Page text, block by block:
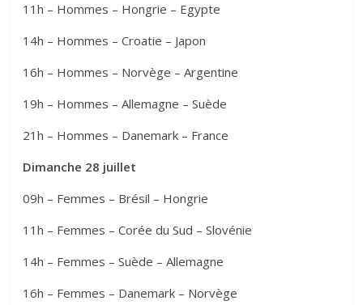
11h – Hommes – Hongrie – Egypte
14h – Hommes – Croatie – Japon
16h – Hommes – Norvège – Argentine
19h – Hommes – Allemagne – Suède
21h – Hommes – Danemark – France
Dimanche 28 juillet
09h – Femmes – Brésil – Hongrie
11h – Femmes – Corée du Sud – Slovénie
14h – Femmes – Suède – Allemagne
16h – Femmes – Danemark – Norvège